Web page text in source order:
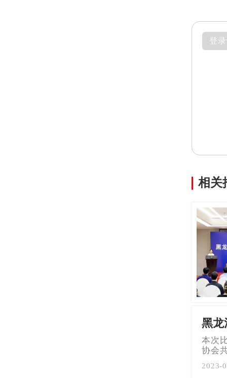
登
相关
黑龙
本次
协会
2023-